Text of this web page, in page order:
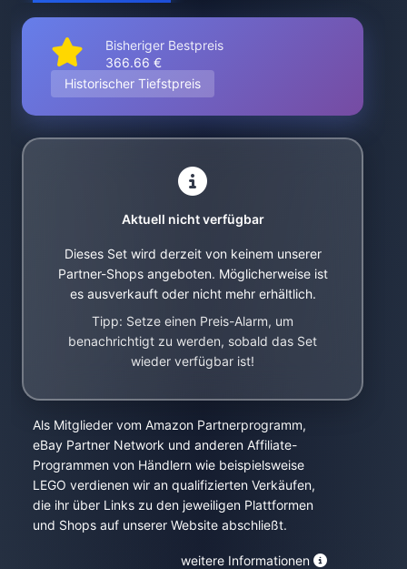
Bisheriger Bestpreis
366.66 €
Historischer Tiefstpreis
Aktuell nicht verfügbar
Dieses Set wird derzeit von keinem unserer
Partner-Shops angeboten. Möglicherweise ist
es ausverkauft oder nicht mehr erhältlich.
Tipp: Setze einen Preis-Alarm, um
benachrichtigt zu werden, sobald das Set
wieder verfügbar ist!
Als Mitglieder vom Amazon Partnerprogramm,
eBay Partner Network und anderen Affiliate-
Programmen von Händlern wie beispielsweise
LEGO verdienen wir an qualifizierten Verkäufen,
die ihr über Links zu den jeweiligen Plattformen
und Shops auf unserer Website abschließt.
weitere Informationen